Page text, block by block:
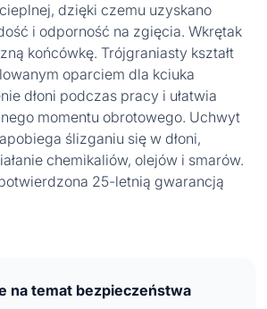
dzięki czemu uzyskano
i odporność na zgięcia. Wkrętak
końcówkę. Trójgraniasty kształt
oparciem dla kciuka
dłoni podczas pracy i ułatwia
momentu obrotowego. Uchwyt
ślizganiu się w dłoni,
chemikaliów, olejów i smarów.
25-letnią gwarancją
na temat bezpieczeństwa